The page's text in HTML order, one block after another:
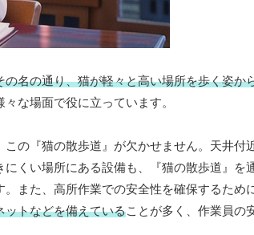
の名の通り、猫が軽々と高い場所を歩く姿か
な場面で役に立っています。
の『猫の散歩道』が欠かせません。天井付
くい場所にある設備も、『猫の散歩道』を
また、高所作業での安全性を確保するため
ットなどを備えていることが多く、作業員の